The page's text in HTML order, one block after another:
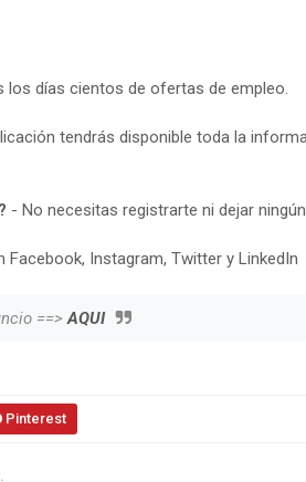
los días cientos de ofertas de empleo.
tendrás disponible toda la
- No necesitas registrarte ni dejar
Instagram, Twitter y LinkedIn
==>AQUI
Pinterest